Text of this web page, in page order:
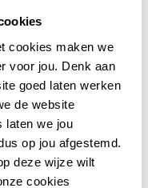
cookies maken we
voor jou. Denk aan
goed laten werken
de website
laten we jou
op jou afgestemd.
deze wijze wilt
cookies
zijn gemaakt van
en duurzaam
bieden tegen een
gevonden?
onze webshop. Je
thuis te laten
van onze filialen.